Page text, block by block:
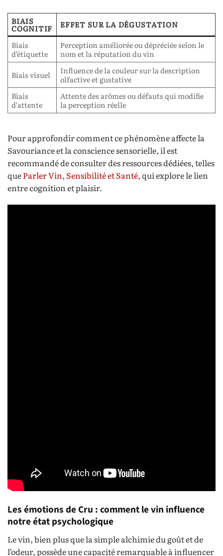
BIAIS
COGNITIF
EFFET SUR LA DÉGUSTATION
Biais
d’étiquette
Perception améliorée ou dépréciée selon le
nom et la réputation du vin
Biais visuel
Influence de la couleur sur la description
olfactive et gustative
Biais
d’attente
Attente des arômes ou défauts qui modifie
la perception réelle
Pour approfondir comment ce phénomène affecte la
Savouriance et la conscience sensorielle, il est
recommandé de consulter des ressources dédiées, telles
queParler Vin, Sensibilité et Santé, qui explore le lien
entre cognition et plaisir.
Les émotions de Cru : comment le vin influence
notre état psychologique
Le vin, bien plus que la simple alchimie du goût et de
l’odeur, possède une capacité remarquable à influencer